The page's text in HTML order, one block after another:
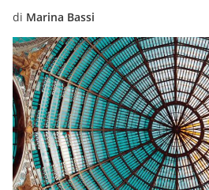
di Marina Bassi